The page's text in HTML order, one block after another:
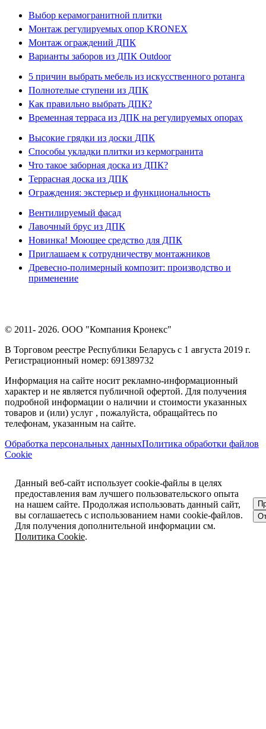
Выбор керамогранитной плитки
Монтаж регулируемых опор KRONEX
Монтаж ограждений ДПК
Варианты заборов из ДПК Outdoor
5 причин выбрать мебель из искусственного ротанга
Полнотелые ступени из ДПК
Как правильно выбрать ДПК?
Временная терраса из ДПК на регулируемых опорах
Высокие грядки из доски ДПК
Способы укладки плитки из кермогранита
Что такое заборная доска из ДПК?
Террасная доска из ДПК
Ограждения: экстерьер и функциональность
Вентилируемый фасад
Лавочный брус из ДПК
Новинка! Моющее средство для ДПК
Приглашаем к сотрудничеству монтажников
Древесно-полимерный композит: производство и
применение
© 2011- 2026. ООО "Компания Кронекс"
В Торговом реестре Республики Беларусь с 1 августа 2019 г.
Регистрационный номер: 691389732
Информация на сайте носит рекламно-информационный
характер и не является публичной офертой. Для получения
подробной информации о наличии и стоимости указанных
товаров и (или) услуг , пожалуйста, обращайтесь по
телефонам, указанным на сайте.
Обработка персональных данныхПолитика обработки файлов
Cookie
Данный веб-сайт использует cookie-файлы в целях
предоставления вам лучшего пользовательского опыта
на нашем сайте. Продолжая использовать данный сайт,
вы соглашаетесь с использованием нами cookie-файлов.
Для получения дополнительной информации см.
Политика Cookie.